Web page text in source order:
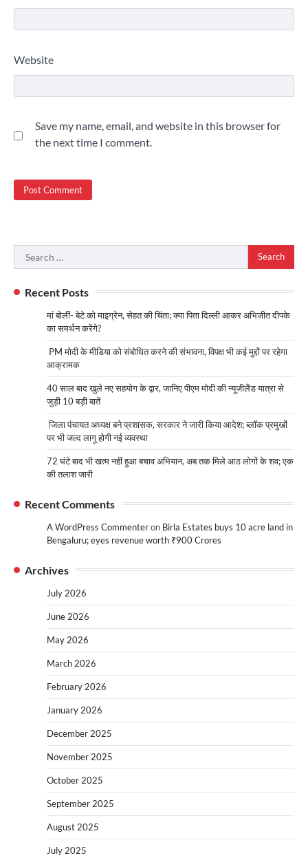
Website
Save my name, email, and website in this browser for
the next time I comment.
Search
for:
Recent Posts
मां बोलीं- बेटे को माइग्रेन, सेहत की चिंता; क्या पिता दिल्ली आकर अभिजीत दीपके
का समर्थन करेंगे?
PM मोदी के मीडिया को संबोधित करने की संभावना, विपक्ष भी कई मुद्दों पर रहेगा
आक्रामक
40 साल बाद खुले नए सहयोग के द्वार, जानिए पीएम मोदी की न्यूजीलैंड यात्रा से
जुड़ी 10 बड़ी बातें
जिला पंचायत अध्यक्ष बने प्रशासक, सरकार ने जारी किया आदेश; ब्लॉक प्रमुखों
पर भी जल्द लागू होगी नई व्यवस्था
72 घंटे बाद भी खत्म नहीं हुआ बचाव अभियान, अब तक मिले आठ लोगों के शव; एक
की तलाश जारी
Recent Comments
A WordPress Commenteron Birla Estates buys 10 acre land in
Bengaluru; eyes revenue worth ₹900 Crores
Archives
July 2026
June 2026
May 2026
March 2026
February 2026
January 2026
December 2025
November 2025
October 2025
September 2025
August 2025
July 2025